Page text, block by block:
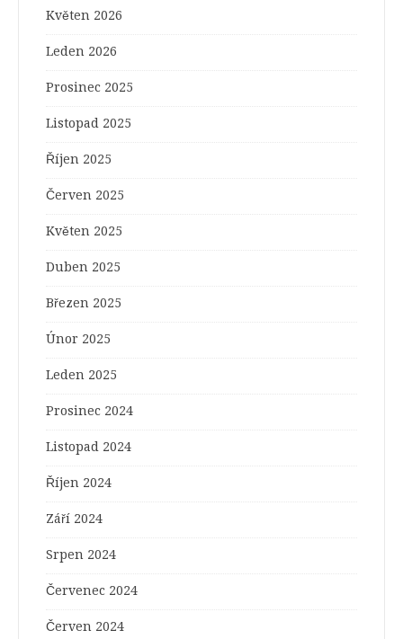
Květen 2026
Leden 2026
Prosinec 2025
Listopad 2025
Říjen 2025
Červen 2025
Květen 2025
Duben 2025
Březen 2025
Únor 2025
Leden 2025
Prosinec 2024
Listopad 2024
Říjen 2024
Září 2024
Srpen 2024
Červenec 2024
Červen 2024